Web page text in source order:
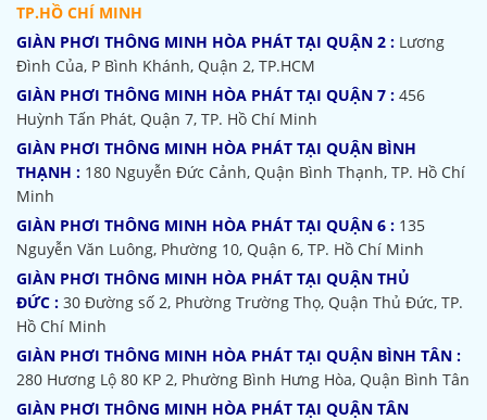
TP.HỒ CHÍ MINH
GIÀN PHƠI THÔNG MINH HÒA PHÁT TẠI QUẬN 2 : Lương
Đình Của, P Bình Khánh, Quận 2, TP.HCM
GIÀN PHƠI THÔNG MINH HÒA PHÁT TẠI QUẬN 7 : 456
Huỳnh Tấn Phát, Quận 7, TP. Hồ Chí Minh
GIÀN PHƠI THÔNG MINH HÒA PHÁT TẠI QUẬN BÌNH
THẠNH : 180 Nguyễn Đức Cảnh, Quận Bình Thạnh, TP. Hồ Chí
Minh
GIÀN PHƠI THÔNG MINH HÒA PHÁT TẠI QUẬN 6 : 135
Nguyễn Văn Luông, Phường 10, Quận 6, TP. Hồ Chí Minh
GIÀN PHƠI THÔNG MINH HÒA PHÁT TẠI QUẬN THỦ
ĐỨC : 30 Đường số 2, Phường Trường Thọ, Quận Thủ Đức, TP.
Hồ Chí Minh
GIÀN PHƠI THÔNG MINH HÒA PHÁT TẠI QUẬN BÌNH TÂN :
280 Hương Lộ 80 KP 2, Phường Bình Hưng Hòa, Quận Bình Tân
GIÀN PHƠI THÔNG MINH HÒA PHÁT TẠI QUẬN TÂN